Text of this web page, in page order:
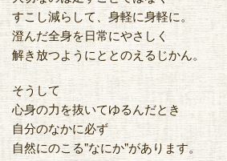
すこし減らして、身軽に身軽に。
澄んだ全身を日常にやさしく
解き放つようにととのえるじかん。
そうして
心身の力を抜いてゆるんだとき
自分のなかに必ず
自然にのこる"なにか"があります。